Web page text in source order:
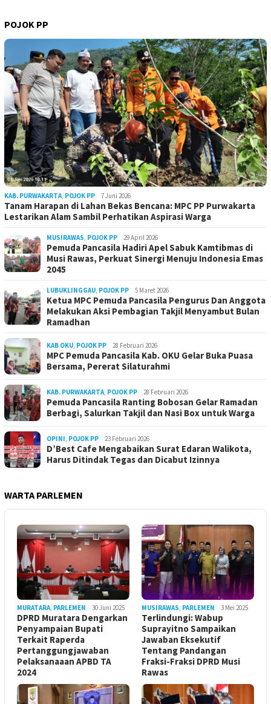
POJOK PP
KAB. PURWAKARTA, POJOK PP 7 Juni 2026
Tanam Harapan di Lahan Bekas Bencana: MPC PP Purwakarta
Lestarikan Alam Sambil Perhatikan Aspirasi Warga
MUSIRAWAS, POJOK PP 29 April 2026
Pemuda Pancasila Hadiri Apel Sabuk Kamtibmas di
Musi Rawas, Perkuat Sinergi Menuju Indonesia Emas
2045
LUBUKLINGGAU, POJOK PP 5 Maret 2026
Ketua MPC Pemuda Pancasila Pengurus Dan Anggota
Melakukan Aksi Pembagian Takjil Menyambut Bulan
Ramadhan
KAB OKU, POJOK PP 28 Februari 2026
MPC Pemuda Pancasila Kab. OKU Gelar Buka Puasa
Bersama, Pererat Silaturahmi
KAB. PURWAKARTA, POJOK PP 28 Februari 2026
Pemuda Pancasila Ranting Bobosan Gelar Ramadan
Berbagi, Salurkan Takjil dan Nasi Box untuk Warga
OPINI, POJOK PP 23 Februari 2026
D’Best Cafe Mengabaikan Surat Edaran Walikota,
Harus Ditindak Tegas dan Dicabut Izinnya
WARTA PARLEMEN
MURATARA, PARLEMEN 30 Juni 2025
DPRD Muratara Dengarkan
Penyampaian Bupati
Terkait Raperda
Pertanggungjawaban
Pelaksanaaan APBD TA
2024
MUSIRAWAS, PARLEMEN 3 Mei 2025
Terlindungi: Wabup
Suprayitno Sampaikan
Jawaban Eksekutif
Tentang Pandangan
Fraksi-Fraksi DPRD Musi
Rawas